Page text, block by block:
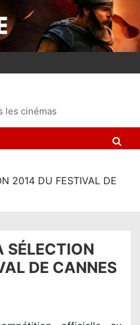
les cinémas
2014 DU FESTIVAL DE
SÉLECTION
DE CANNES